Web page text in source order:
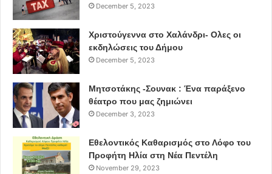
December 5, 2023
Χριστούγεννα στο Χαλάνδρι- Ολες οι
εκδηλώσεις του Δήμου
December 5, 2023
Μητσοτάκης -Σουνακ : Ένα παράξενο
θέατρο που μας ζημιώνει
December 3, 2023
Εθελοντικός Καθαρισμός στο Λόφο του
Προφήτη Ηλία στη Νέα Πεντέλη
November 29, 2023